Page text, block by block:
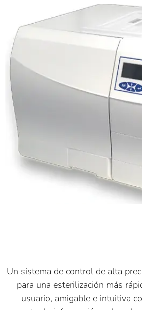
Un sistema de control de alta
para una esterilización más
usuario, amigable e intuitiva